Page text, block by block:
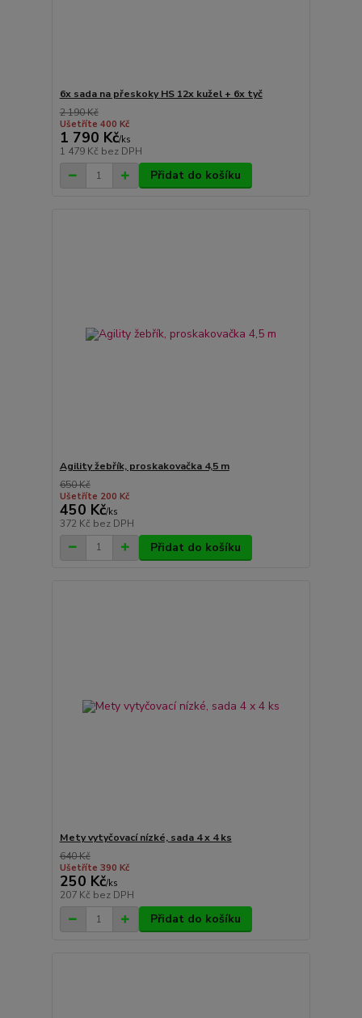
6x sada na přeskoky HS 12x kužel + 6x tyč
2 190 Kč
Ušetříte 400 Kč
1 790 Kč/ks
1 479 Kč bez DPH
Přidat do košíku
Agility žebřík, proskakovačka 4,5 m
650 Kč
Ušetříte 200 Kč
450 Kč/ks
372 Kč bez DPH
Přidat do košíku
Mety vytyčovací nízké, sada 4 x 4 ks
640 Kč
Ušetříte 390 Kč
250 Kč/ks
207 Kč bez DPH
Přidat do košíku